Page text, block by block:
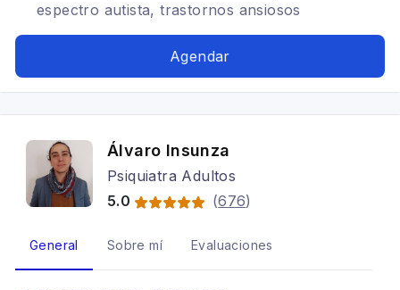
espectro autista, trastornos ansiosos
Agendar
Álvaro Insunza
Psiquiatra Adultos
5.0
(676)
General Sobre mí Evaluaciones